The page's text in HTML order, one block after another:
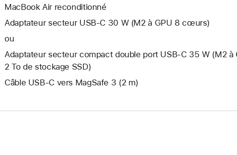
MacBook Air reconditionné
Adaptateur secteur USB‑C 30 W (M2 à GPU 8 cœurs)
ou
Adaptateur secteur compact double port USB-C 35 W (M2
2 To de stockage SSD)
Câble USB-C vers MagSafe 3 (2 m)